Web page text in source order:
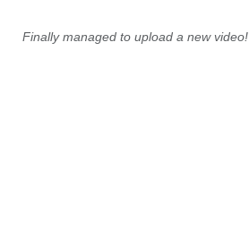
Finally managed to upload a new video!